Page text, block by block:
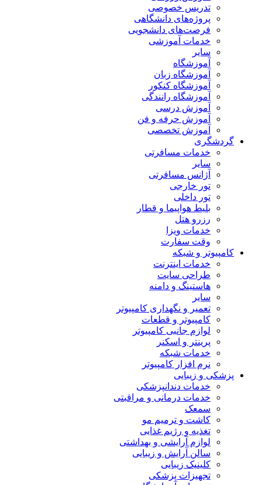
تدریس خصوصی
پروژه‌های دانشگاهی
فرصت‌های دانشجویی
خدمات آموزشی
سایر
آموزشگاه
آموزشگاه زبان
آموزشگاه کنکور
آموزشگاه رانندگی
آموزش درسی
آموزش حرفه و فن
آموزش تخصصی
گردشگری
خدمات مسافرتی
سایر
آژانس مسافرتی
تور خارجی
تور داخلی
بلیط هواپیما و قطار
رزرو هتل
خدمات ویزا
وقت سفارت
کامپیوتر و شبکه
خدمات اینترنت
طراحی سایت
هاستینگ و دامنه
سایر
تعمیر و نگهداری کامپیوتر
کامپیوتر و قطعات
لوازم جانبی کامپیوتر
پرینتر و اسکنر
خدمات شبکه
نرم افزار کامپیوتر
پزشکی و زیبایی
خدمات دندانپزشکی
خدمات درمانی و مراقبتی
سمعک
کاشت و ترمیم مو
تغذیه و رژیم غذایی
لوازم آرایشی و بهداشتی
سالن آرایش و زیبایی
کلینیک زیبایی
تجهیزات پزشکی